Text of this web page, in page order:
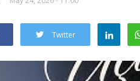
Twitter